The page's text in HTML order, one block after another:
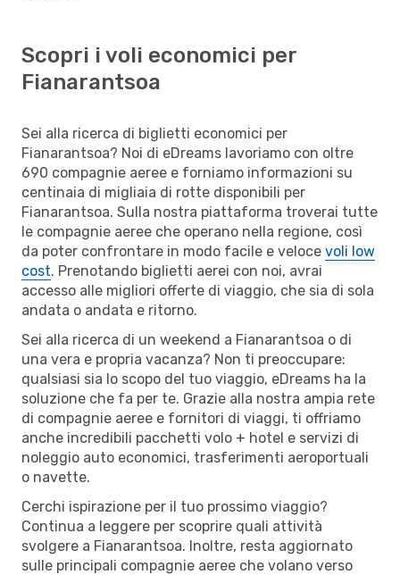
Scopri i voli economici per
Fianarantsoa
Sei alla ricerca di biglietti economici per
Fianarantsoa? Noi di eDreams lavoriamo con oltre
690 compagnie aeree e forniamo informazioni su
centinaia di migliaia di rotte disponibili per
Fianarantsoa. Sulla nostra piattaforma troverai tutte
le compagnie aeree che operano nella regione, così
da poter confrontare in modo facile e veloce voli low
cost. Prenotando biglietti aerei con noi, avrai
accesso alle migliori offerte di viaggio, che sia di sola
andata o andata e ritorno.
Sei alla ricerca di un weekend a Fianarantsoa o di
una vera e propria vacanza? Non ti preoccupare:
qualsiasi sia lo scopo del tuo viaggio, eDreams ha la
soluzione che fa per te. Grazie alla nostra ampia rete
di compagnie aeree e fornitori di viaggi, ti offriamo
anche incredibili pacchetti volo + hotel e servizi di
noleggio auto economici, trasferimenti aeroportuali
o navette.
Cerchi ispirazione per il tuo prossimo viaggio?
Continua a leggere per scoprire quali attività
svolgere a Fianarantsoa. Inoltre, resta aggiornato
sulle principali compagnie aeree che volano verso